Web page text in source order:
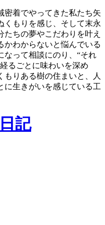
密着でやってきた私たち矢
くもりを感じ、そして末永
たちの夢やこだわりを叶え
かわからないと悩んでいる
なって相談にのり、“それ
るごとに味わいを深め
もりある樹の住まいと、人
に生きがいを感じている工
記